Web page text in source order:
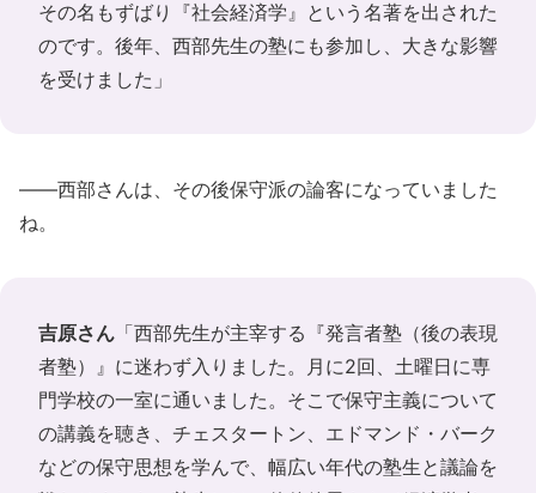
その名もずばり『社会経済学』という名著を出された
のです。後年、西部先生の塾にも参加し、大きな影響
を受けました」
――西部さんは、その後保守派の論客になっていました
ね。
吉原さん 「西部先生が主宰する『発言者塾（後の表現
者塾）』に迷わず入りました。月に2回、土曜日に専
門学校の一室に通いました。そこで保守主義について
の講義を聴き、チェスタートン、エドマンド・バーク
などの保守思想を学んで、幅広い年代の塾生と議論を